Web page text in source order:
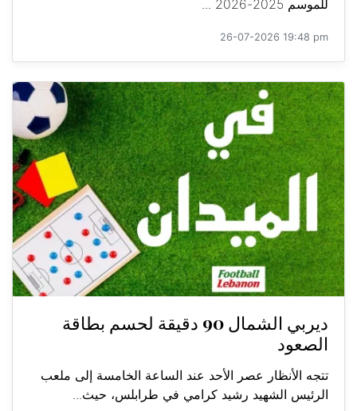
للموسم 2025-2026 ...
26-07-2026 19:48 pm
ديربي الشمال 90 دقيقة لحسم بطاقة
الصعود
تتجه الأنظار عصر الأحد عند الساعة الخامسة إلى ملعب
الرئيس الشهيد رشيد كرامي في طرابلس، حيث...